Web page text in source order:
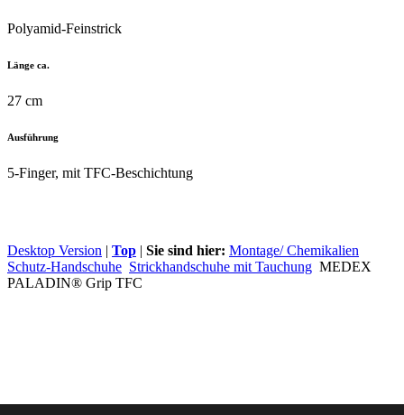
Polyamid-Feinstrick
Länge ca.
27 cm
Ausführung
5-Finger, mit TFC-Beschichtung
Desktop Version | Top | Sie sind hier: Montage/ Chemikalien
Schutz-Handschuhe Strickhandschuhe mit Tauchung MEDEX
PALADIN® Grip TFC